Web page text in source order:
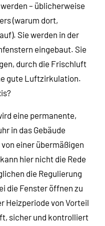
– üblicherweise
(warum dort,
Sie werden in der
eingebaut. Sie
durch die Frischluft
gute Luftzirkulation.
eine permanente,
in das Gebäude
einer übermäßigen
hier nicht die Rede
die Regulierung
die Fenster öffnen zu
Heizperiode von Vorteil
sicher und kontrolliert